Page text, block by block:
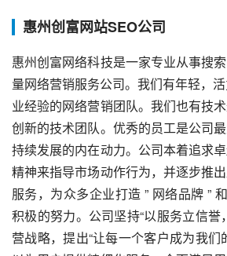
惠州创富网站SEO公司
惠州创富网络科技是一家专业从事搜
量网络营销服务公司。我们有年轻，
业经验的网络营销团队。我们也有技
创新的技术团队。优秀的员工是公司
持续发展的内在动力。公司本着追求
精神来指导市场动作行为，并逐步推
服务，为众多企业打造 ” 网络品牌 ”
积极的努力。公司坚持“以服务立信誉
营战略，提出“让每一个客户成为我们